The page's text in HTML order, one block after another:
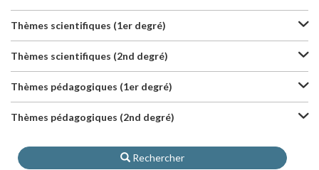
Thèmes scientifiques (1er degré)
Thèmes scientifiques (2nd degré)
Thèmes pédagogiques (1er degré)
Thèmes pédagogiques (2nd degré)
Rechercher